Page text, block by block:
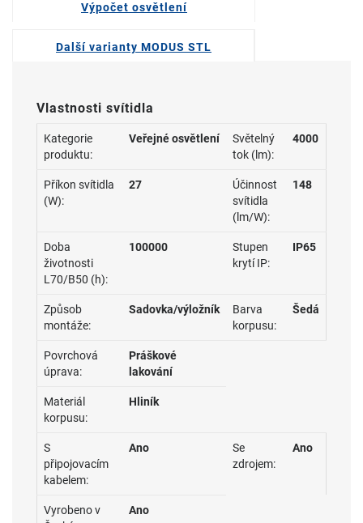
Výpočet osvětlení
Další varianty MODUS STL
Vlastnosti svítidla
Kategorie
produktu:
Veřejné osvětlení
Světelný
tok (lm):
4000
Příkon svítidla
(W):
27
Účinnost
svítidla
(lm/W):
148
Doba
životnosti
L70/B50 (h):
100000
Stupen
krytí IP:
IP65
Způsob
montáže:
Sadovka/výložník
Barva
korpusu:
Šedá
Povrchová
úprava:
Práškové
lakování
Materiál
korpusu:
Hliník
S
připojovacím
kabelem:
Ano
Se
zdrojem:
Ano
Vyrobeno v
Ano